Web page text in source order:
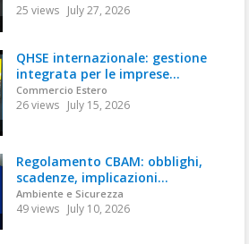
25 views July 27, 2026
QHSE internazionale: gestione
integrata per le imprese...
Commercio Estero
26 views July 15, 2026
Regolamento CBAM: obblighi,
scadenze, implicazioni...
Ambiente e Sicurezza
49 views July 10, 2026